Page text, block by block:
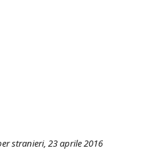
stranieri, 23 aprile 2016